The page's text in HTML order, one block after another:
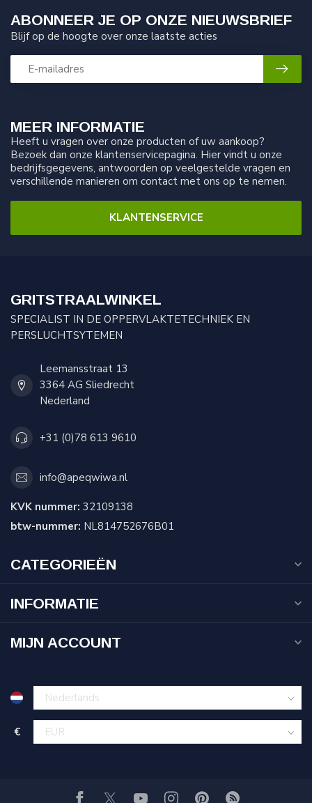
MEER INFORMATIE
Heeft u vragen over onze producten of uw aankoop?
Bezoek dan onze klantenservicepagina. Hier vindt u onze
bedrijfsgegevens, antwoorden op veelgestelde vragen en
verschillende manieren om contact met ons op te nemen.
KLANTENSERVICE
ABONNEER JE OP ONZE NIEUWSBRIEF
Blijf op de hoogte over onze laatste acties
GRITSTRAALWINKEL
SPECIALIST IN DE OPPERVLAKTETECHNIEK EN
PERSLUCHTSYTEMEN
Leemansstraat 13
3364 AG Sliedrecht
Nederland
+31 (0)78 613 9610
info@apeqwiwa.nl
KVK nummer: 32109138
btw-nummer: NL814752676B01
CATEGORIEËN
INFORMATIE
MIJN ACCOUNT
€